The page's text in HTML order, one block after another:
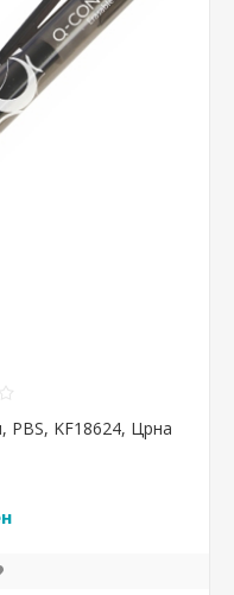
KF18624, Црна